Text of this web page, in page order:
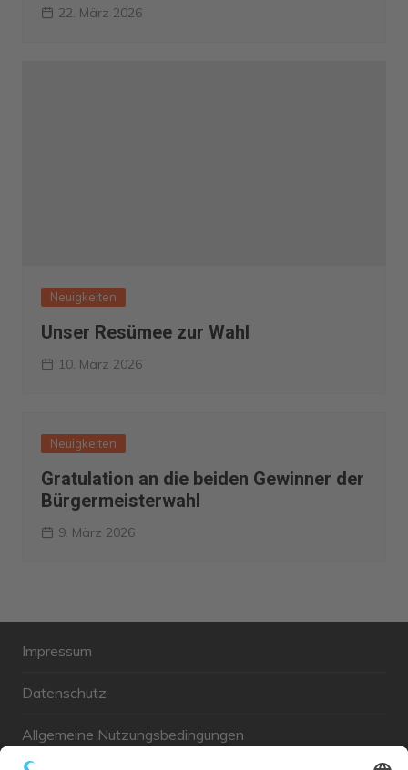
22. März 2026
Neuigkeiten
Unser Resümee zur Wahl
10. März 2026
Neuigkeiten
Gratulation an die beiden Gewinner der
Bürgermeisterwahl
9. März 2026
Impressum
Datenschutz
Allgemeine Nutzungsbedingungen